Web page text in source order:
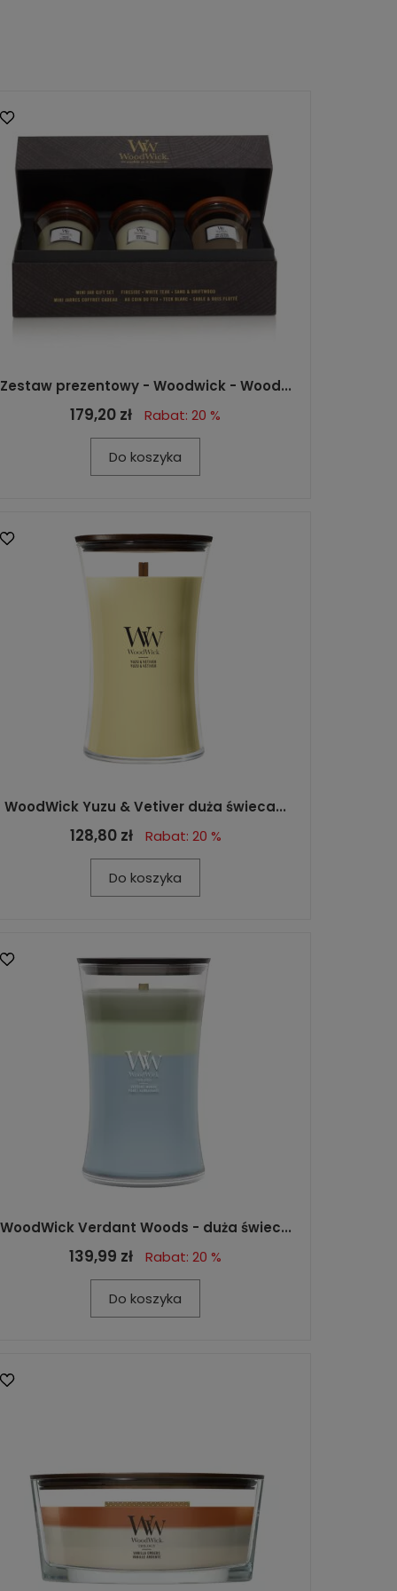
Zestaw prezentowy - Woodwick - Wood...
179,20 zł Rabat: 20 %
Do koszyka
WoodWick Yuzu & Vetiver duża świeca...
128,80 zł Rabat: 20 %
Do koszyka
WoodWick Verdant Woods - duża świec...
139,99 zł Rabat: 20 %
Do koszyka